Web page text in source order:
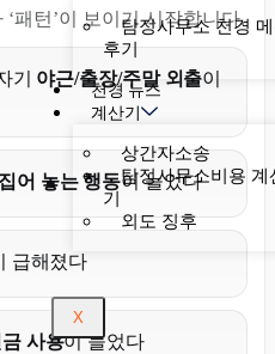
탐정사무소 천경
후기
천경 뉴스
계산기
상간자소송
탐정사무소비용 계
기
외도 징후
X
‘패턴’이 보이기 시작합니다.
기 야근/출장/주말 외출이
어 놓는 행동이 늘었다
급해졌다
사용이 늘었다